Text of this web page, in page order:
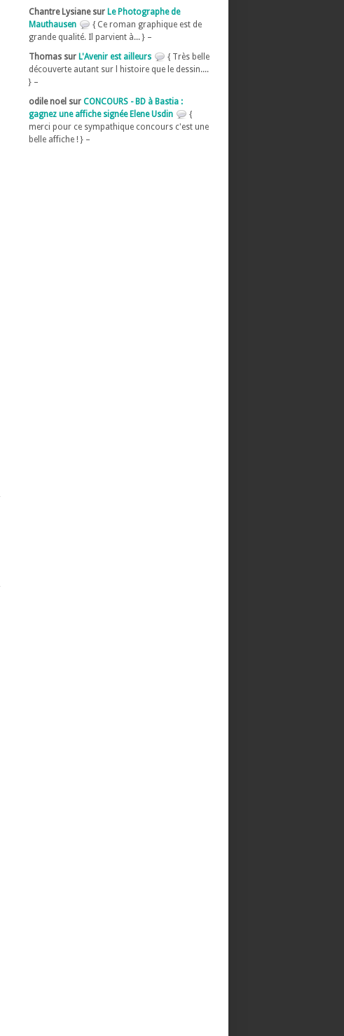
Chantre Lysiane sur Le Photographe de
Mauthausen
{ Ce roman graphique est de
grande qualité. Il parvient à... } –
Thomas sur L'Avenir est ailleurs
{ Très belle
découverte autant sur l histoire que le dessin....
} –
odile noel sur CONCOURS - BD à Bastia :
gagnez une affiche signée Elene Usdin
{
merci pour ce sympathique concours c'est une
belle affiche ! } –